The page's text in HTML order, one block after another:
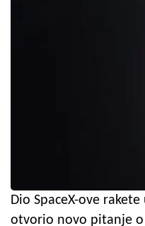
Dio SpaceX-ove
otvorio novo pitanje